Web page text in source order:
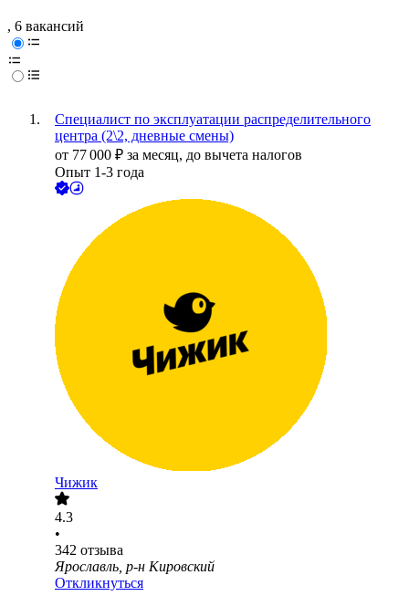
, 6 вакансий
Специалист по эксплуатации распределительного
центра (2\2, дневные смены)
от 77 000 ₽ за месяц, до вычета налогов
Опыт 1-3 года
Чижик
4.3
•
342 отзыва
Ярославль, р-н Кировский
Откликнуться